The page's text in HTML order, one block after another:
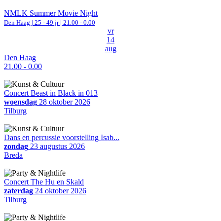
NMLK Summer Movie Night
Den Haag | 25 - 49 jr | 21.00 - 0.00
vr
14
aug
Den Haag
21.00 - 0.00
Concert Beast in Black in 013
woensdag 28 oktober 2026
Tilburg
Dans en percussie voorstelling Isab...
zondag 23 augustus 2026
Breda
Concert The Hu en Skald
zaterdag 24 oktober 2026
Tilburg